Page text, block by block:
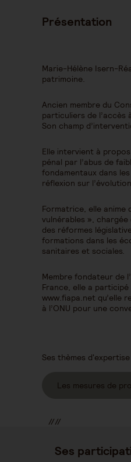
Présentation
Marie-Hélène Isern-
patrimoine.
Ancien membre du
particuliers de l’accès
Son champ
Elle intervient à
pénal par l’abus de
fondamentaux dans
réflexion sur
Formatrice, elle anime
vulnérables »,
des réformes
formations dans les
sanitaires et sociales.
Membre fondateur de
France, elle a
www.fiapa.net qu’elle
à l’ONU pour une
Ses thèmes d'expertise
Les mesures de
////
Ses